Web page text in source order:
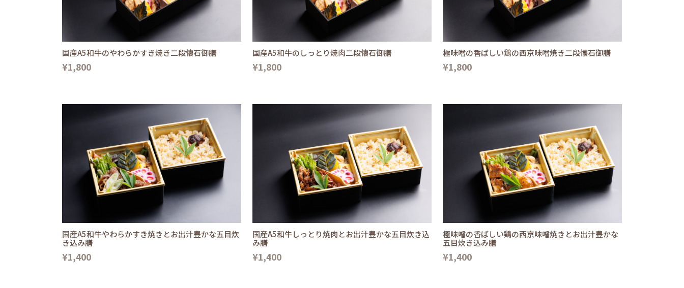
国産A5和牛のやわらかすき焼き二段懐石御膳
¥1,800
国産A5和牛のしっとり焼肉二段懐石御膳
¥1,800
極味噌の香ばしい鶏の西京味噌焼き二段懐石御膳
¥1,800
国産A5和牛やわらかすき焼きとお出汁豊かな五目炊
き込み膳
¥1,400
国産A5和牛しっとり焼肉とお出汁豊かな五目炊き込
み膳
¥1,400
極味噌の香ばしい鶏の西京味噌焼きとお出汁豊かな
五目炊き込み膳
¥1,400